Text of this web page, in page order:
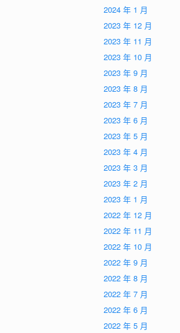
2024 年 1 月
2023 年 12 月
2023 年 11 月
2023 年 10 月
2023 年 9 月
2023 年 8 月
2023 年 7 月
2023 年 6 月
2023 年 5 月
2023 年 4 月
2023 年 3 月
2023 年 2 月
2023 年 1 月
2022 年 12 月
2022 年 11 月
2022 年 10 月
2022 年 9 月
2022 年 8 月
2022 年 7 月
2022 年 6 月
2022 年 5 月